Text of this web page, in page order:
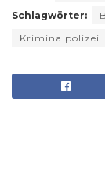
Schlagwörter:
Kriminalpolizei